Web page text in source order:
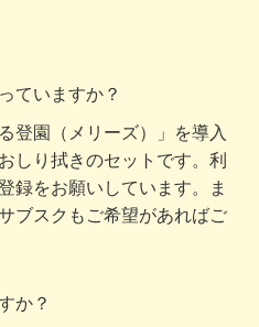
ていますか？
登園（メリーズ）」を導入
しり拭きのセットです。利
録をお願いしています。ま
ブスクもご希望があればご
か？